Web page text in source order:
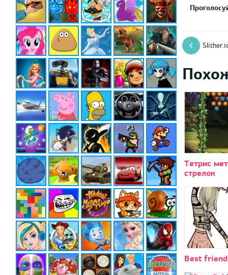
Тетрис
стрелок
Best